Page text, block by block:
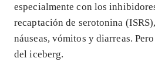
especialmente con los
recaptación de serotonina
náuseas, vómitos y diarreas.
del iceberg.